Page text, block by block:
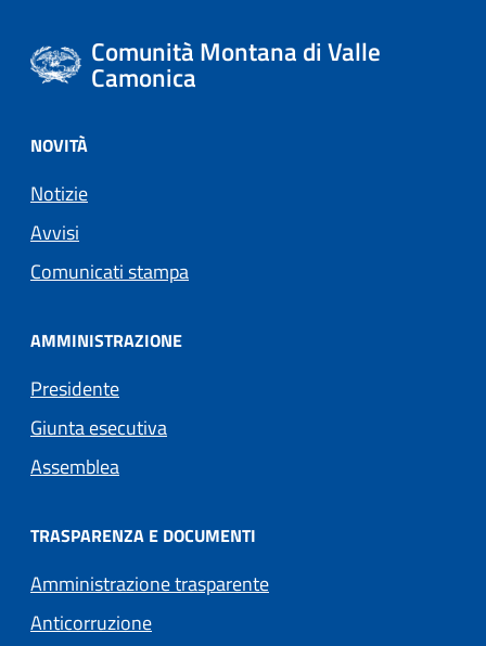
Comunità Montana di Valle
Camonica
NOVITÀ
Notizie
Avvisi
Comunicati stampa
AMMINISTRAZIONE
Presidente
Giunta esecutiva
Assemblea
TRASPARENZA E DOCUMENTI
Amministrazione trasparente
Anticorruzione